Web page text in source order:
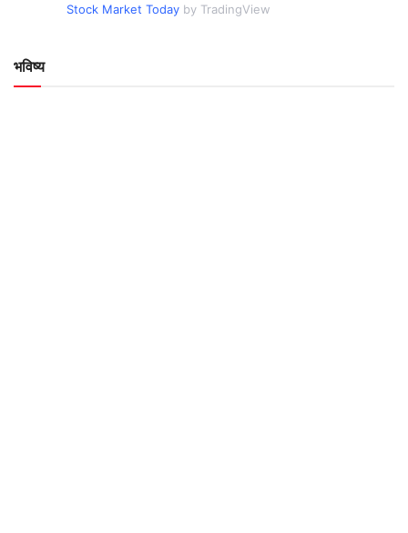
Stock Market Today by TradingView
भविष्य